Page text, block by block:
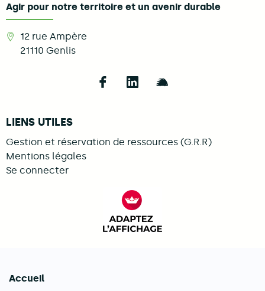
Agir pour notre territoire et un avenir durable
12 rue Ampère
21110 Genlis
Follow us on Facebook
Follow us on LinkedIn
Follow us on
LIENS UTILES
Gestion et réservation de ressources (G.R.R)
Mentions légales
Se connecter
FACIL'iti : Adaptez
Accueil